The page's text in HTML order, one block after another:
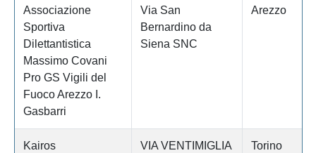
Associazione
Sportiva
Dilettantistica
Massimo Covani
Pro GS Vigili del
Fuoco Arezzo I.
Gasbarri
Via San
Bernardino da
Siena SNC
Arezzo
Kairos
VIA VENTIMIGLIA
Torino